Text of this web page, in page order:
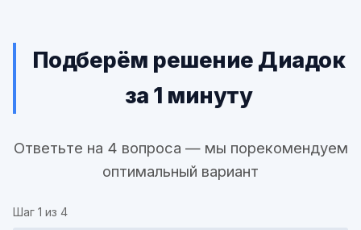
Подберём решение Диадок
за 1 минуту
Ответьте на 4 вопроса — мы порекомендуем
оптимальный вариант
Шаг 1 из 4